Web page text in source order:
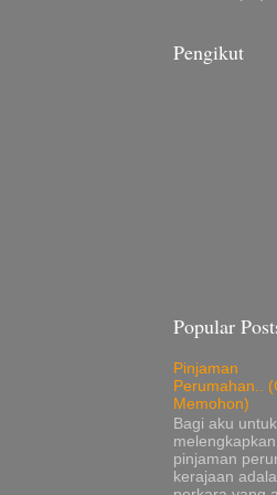
Pengikut
Popular
Pinjaman
Perumahan..
Memohon)
Bagi aku untuk
pinjaman
kerajaan